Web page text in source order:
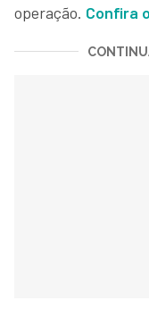
operação. Confira